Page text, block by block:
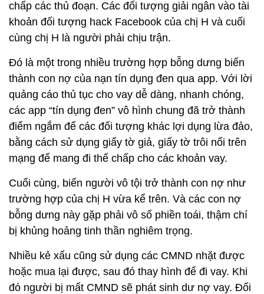
chấp các thủ đoạn. Các đối tượng giải ngân vào tài
khoản đối tượng hack Facebook của chị H và cuối
cùng chị H là người phải chịu trận.
Đó là một trong nhiều trường hợp bỗng dưng biến
thành con nợ của nạn tín dụng đen qua app. Với lời
quảng cáo thủ tục cho vay dễ dàng, nhanh chóng,
các app “tín dụng đen” vô hình chung đã trở thành
điểm ngắm để các đối tượng khác lợi dụng lừa đảo,
bằng cách sử dụng giấy tờ giả, giấy tờ trôi nổi trên
mạng để mang đi thế chấp cho các khoản vay.
Cuối cùng, biến người vô tội trở thành con nợ như
trường hợp của chị H vừa kể trên. Và các con nợ
bỗng dưng này gặp phải vô số phiền toái, thậm chí
bị khủng hoảng tinh thần nghiêm trọng.
Nhiều kẻ xấu cũng sử dụng các CMND nhặt được
hoặc mua lại được, sau đó thay hình để đi vay. Khi
đó người bị mất CMND sẽ phát sinh dư nợ vay. Đối